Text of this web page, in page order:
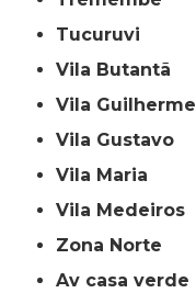
Tucuruvi
Vila Butantã
Vila Guilherme
Vila Gustavo
Vila Maria
Vila Medeiros
Zona Norte
av casa verde